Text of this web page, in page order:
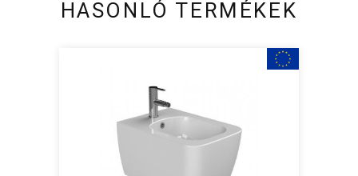
HASONLÓ TERMÉKEK